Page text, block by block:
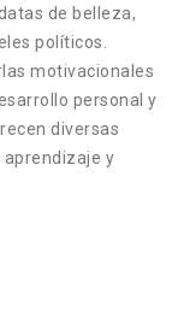
de belleza,
políticos.
motivacionales
personal y
diversas
y